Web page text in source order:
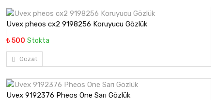
Uvex pheos cx2 9198256 Koruyucu Gözlük
₺ 500 Stokta
Gözat
Uvex 9192376 Pheos One Sarı Gözlük